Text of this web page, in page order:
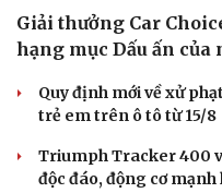
Du lịch
Săn Tour
check-in
Giải thưởng Car
hạng mục Dấu ấn của
Quy định mới về xử
trẻ em trên ô tô từ 15/8
Triumph Tracker 400
độc đáo, động cơ mạnh